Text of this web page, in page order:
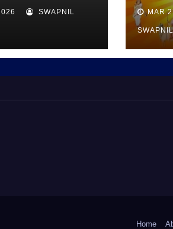
SWAPNIL MAR
SWAPNIL
Home